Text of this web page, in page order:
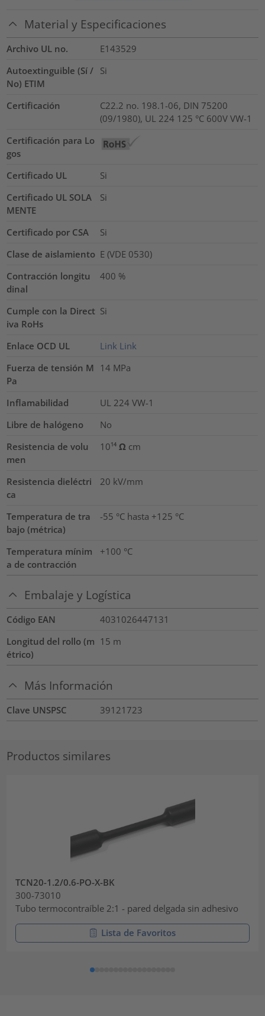
Material y Especificaciones
Archivo UL no.
E143529
Autoextinguible (Sí /
No) ETIM
Si
Certificación
C22.2 no. 198.1-06, DIN 75200
(09/1980), UL 224 125 °C 600V VW-1
Certificación para Lo
gos
Certificado UL
Si
Certificado UL SOLA
MENTE
Si
Certificado por CSA
Si
Clase de aislamiento E (VDE 0530)
Contracción longitu
dinal
400 %
Cumple con la Direct
iva RoHs
Si
Enlace OCD UL Link Link
Fuerza de tensión M
Pa
14 MPa
Inflamabilidad
UL 224 VW-1
Libre de halógeno
No
Resistencia de volu
men
10¹⁴ Ω cm
Resistencia dieléctri
ca
20 kV/mm
Temperatura de tra
bajo (métrica)
-55 °C hasta +125 °C
Temperatura mínim
a de contracción
+100 °C
Embalaje y Logística
Código EAN
4031026447131
Longitud del rollo (m
étrico)
15 m
Más Información
Clave UNSPSC 39121723
Productos similares
TCN20-1.2/0.6-PO-X-BK
300-73010
Tubo termocontraíble 2:1 - pared delgada sin adhesivo
Lista de Favoritos